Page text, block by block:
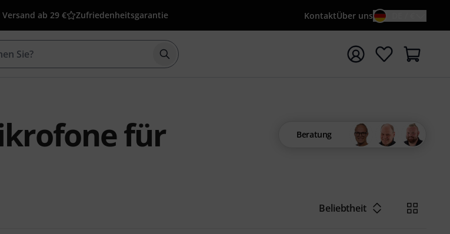
ab 29 € Zufriedenheitsgarantie KontaktÜber uns
Suche mit Suchwort {searchTerm} starten
für
Beratung
Beliebtheit